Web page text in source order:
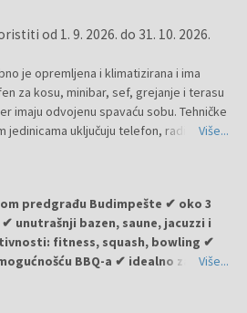
od 1. 9. 2026. do 31. 10. 2026.
je opremljena i klimatizirana i ima
za kosu, minibar, sef, grejanje i terasu
imaju odvojenu spavaću sobu. Tehničke
jedinicama uključuju telefon, radio,
Više...
predgrađu Budimpešte ✔ oko 3
unutrašnji bazen, saune, jacuzzi i
fitness, squash, bowling ✔
BBQ-a ✔ idealno za
Više...